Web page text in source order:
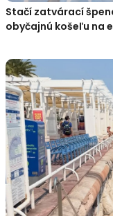
Stačí zatvárací
obyčajnú košeľu na